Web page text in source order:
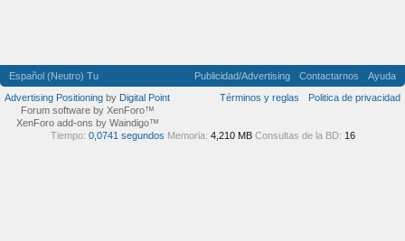
Español (Neutro) Tu Publicidad/Advertising Contactarnos
Ayuda
Términos y reglas
Politica de privacidad
Advertising Positioning by Digital Point
Forum software by XenForo™
XenForo add-ons by Waindigo™
Tiempo: 0,0741 segundos Memoria: 4,210 MB Consultas de la BD: 16